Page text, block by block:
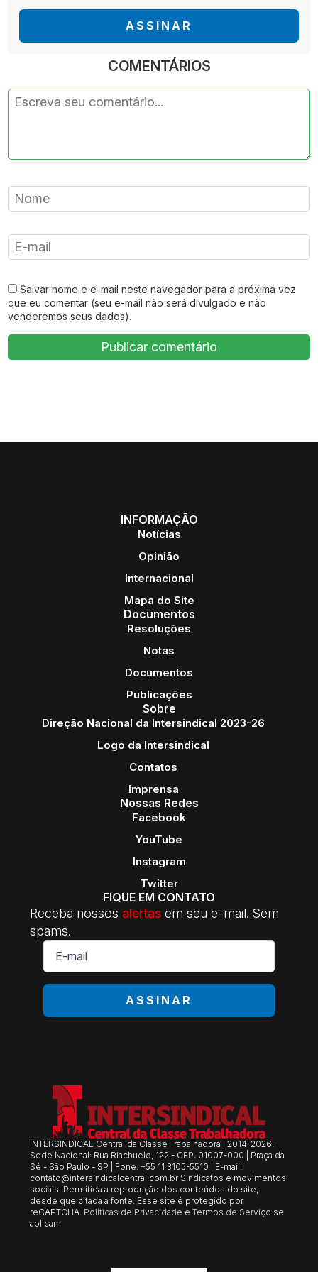
ASSINAR
COMENTÁRIOS
Salvar nome e e-mail neste navegador para a próxima vez
que eu comentar (seu e-mail não será divulgado e não
venderemos seus dados).
INFORMAÇÃO
Notícias
Opinião
Internacional
Mapa do Site
Documentos
Resoluções
Notas
Documentos
Publicações
Sobre
Direção Nacional da Intersindical 2023-26
Logo da Intersindical
Contatos
Imprensa
Nossas Redes
Facebook
YouTube
Instagram
Twitter
FIQUE EM CONTATO
Receba nossos alertas em seu e-mail. Sem
spams.
E-
mail
ASSINAR
INTERSINDICAL Central da Classe Trabalhadora | 2014-2026.
Sede Nacional: Rua Riachuelo, 122 - CEP: 01007-000 | Praça da
Sé - São Paulo - SP | Fone: +55 11 3105-5510 | E-mail:
contato@intersindicalcentral.com.br Sindicatos e movimentos
sociais. Permitida a reprodução dos conteúdos do site,
desde que citada a fonte. Esse site é protegido por
reCAPTCHA. Políticas de Privacidade eTermos de Serviço se
aplicam